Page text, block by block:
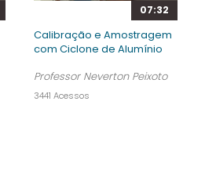
07:32
Calibração e Amostragem
com Ciclone de Alumínio
Professor Neverton Peixoto
3441 Acessos